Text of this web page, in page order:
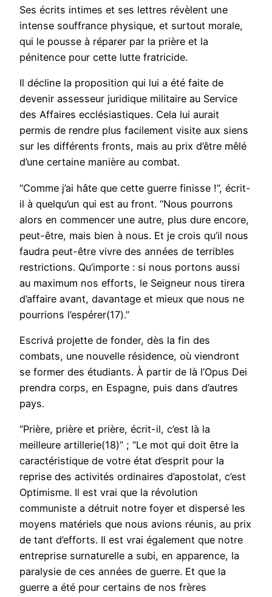
Ses écrits intimes et ses lettres révèlent une
intense souffrance physique, et surtout morale,
qui le pousse à réparer par la prière et la
pénitence pour cette lutte fratricide.
Il décline la proposition qui lui a été faite de
devenir assesseur juridique militaire au Service
des Affaires ecclésiastiques. Cela lui aurait
permis de rendre plus facilement visite aux siens
sur les différents fronts, mais au prix d’être mêlé
d’une certaine manière au combat.
“Comme j’ai hâte que cette guerre finisse !”, écrit-
il à quelqu’un qui est au front. “Nous pourrons
alors en commencer une autre, plus dure encore,
peut-être, mais bien à nous. Et je crois qu’il nous
faudra peut-être vivre des années de terribles
restrictions. Qu’importe : si nous portons aussi
au maximum nos efforts, le Seigneur nous tirera
d’affaire avant, davantage et mieux que nous ne
pourrions l’espérer(17).”
Escrivá projette de fonder, dès la fin des
combats, une nouvelle résidence, où viendront
se former des étudiants. À partir de là l’Opus Dei
prendra corps, en Espagne, puis dans d’autres
pays.
“Prière, prière et prière, écrit-il, c’est là la
meilleure artillerie(18)” ; “Le mot qui doit être la
caractéristique de votre état d’esprit pour la
reprise des activités ordinaires d’apostolat, c’est
Optimisme. Il est vrai que la révolution
communiste a détruit notre foyer et dispersé les
moyens matériels que nous avions réunis, au prix
de tant d’efforts. Il est vrai également que notre
entreprise surnaturelle a subi, en apparence, la
paralysie de ces années de guerre. Et que la
guerre a été pour certains de nos frères